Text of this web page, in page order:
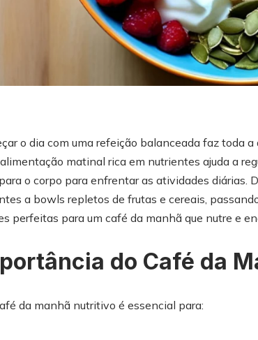
o dia com uma refeição balanceada faz toda
matinal rica em nutrientes ajuda a
o corpo para enfrentar as atividades diárias.
a bowls repletos de frutas e cereais,
perfeitas para um café da manhã que nutre e
do Café da
da manhã nutritivo é essencial para: